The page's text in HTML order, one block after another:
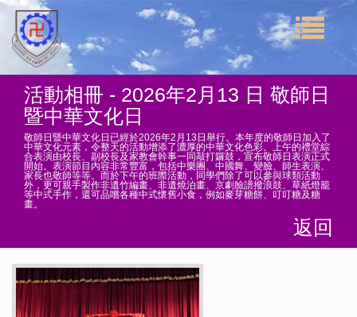
活動相冊 - 2026年2月13 日 敬師日
暨中華文化日
敬師日暨中華文化日已經於2026年2月13日舉行。本年度的敬師日加入了
中華文化元素，令整天的活動增添了濃厚的中華文化色彩。上午的禮堂綜
合表演由校長、副校長及家教會幹事一同敲打鑼鼓，宣布敬師日表演正式
開始。表演節目內容非常豐富，包括中樂團、中國舞、變臉、師生表演、
家長也敬師等等。而於下午的班際活動，同學們除了可以參與球類活動
外，更可親手製作非遺竹編畫、非遺燒泊畫、京劇臉譜撥浪鼓、草紙燈籠
等中式手作，還可品嚐各種中式懷舊小食，例如麥芽糖餅、叮叮糖及糖
畫。
返回